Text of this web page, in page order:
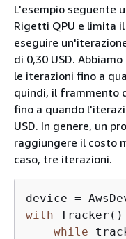
L'esempio seguente
Rigetti QPU e limita
eseguire
di 0,30 USD.
le iterazioni fino a
quindi, il frammento
fino a quando
USD. In genere, un
raggiungere il costo
caso, tre iterazioni.
device =
with Tracker()
while